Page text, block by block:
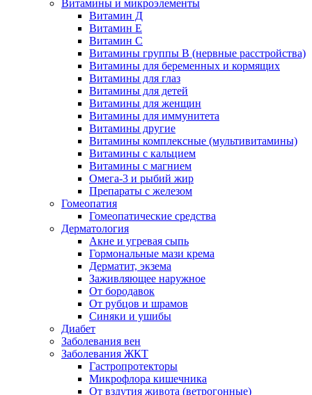
Витамины и микроэлементы
Витамин Д
Витамин Е
Витамин С
Витамины группы В (нервные расстройства)
Витамины для беременных и кормящих
Витамины для глаз
Витамины для детей
Витамины для женщин
Витамины для иммунитета
Витамины другие
Витамины комплексные (мультивитамины)
Витамины с кальцием
Витамины с магнием
Омега-3 и рыбий жир
Препараты с железом
Гомеопатия
Гомеопатические средства
Дерматология
Акне и угревая сыпь
Гормональные мази крема
Дерматит, экзема
Заживляющее наружное
От бородавок
От рубцов и шрамов
Синяки и ушибы
Диабет
Заболевания вен
Заболевания ЖКТ
Гастропротекторы
Микрофлора кишечника
От вздутия живота (ветрогонные)